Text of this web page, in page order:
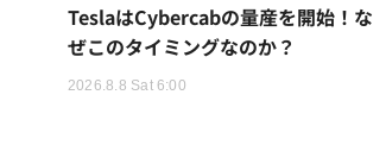
TeslaはCybercabの量産を開始！な
ぜこのタイミングなのか？
2026.8.8 Sat 6:00